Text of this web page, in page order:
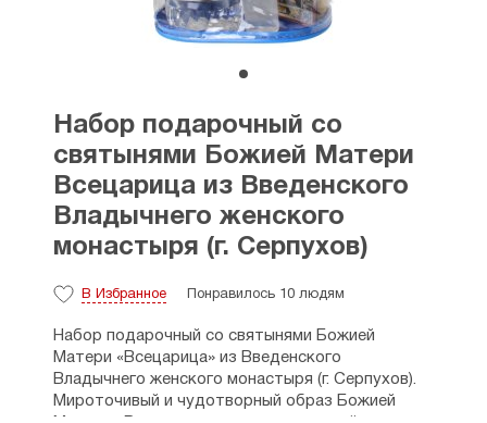
Набор подарочный со
святынями Божией Матери
Всецарица из Введенского
Владычнего женского
монастыря (г. Серпухов)
В Избранное Понравилось 10 людям
Набор подарочный со святынями Божией
Матери «Всецарица» из Введенского
Владычнего женского монастыря (г. Серпухов).
Мироточивый и чудотворный образ Божией